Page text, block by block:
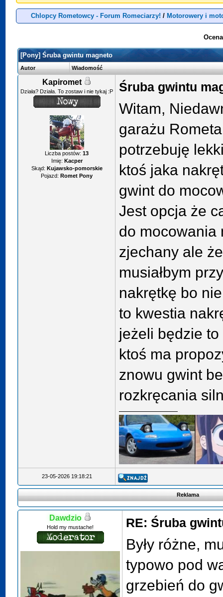
Chlopcy Rometowcy - Forum Romeciarzy! / Motorowery i
[Pony] Śruba gwintu magneto
Autor Wiadomość
Kapiromet
Działa? Działa. To zostaw i nie tykaj :P
Liczba postów:13
Imię: Kacper
Skąd: Kujawsko-pomorskie
Pojazd: Romet Pony
Śruba gwintu
Witam,
garażu
potrzebuję
ktoś jaka
gwint do
Jest opcja że
do mocowania
zjechany ale
musiałbym
nakrętkę bo
to kwestia
jeżeli będzie
ktoś ma
znowu gwint
rozkręcania
23-05-2026 19:18:21
Reklama
Dawdzio
Hold my mustache! RE: Śruba
Były różne,
typowo pod
grzebień do